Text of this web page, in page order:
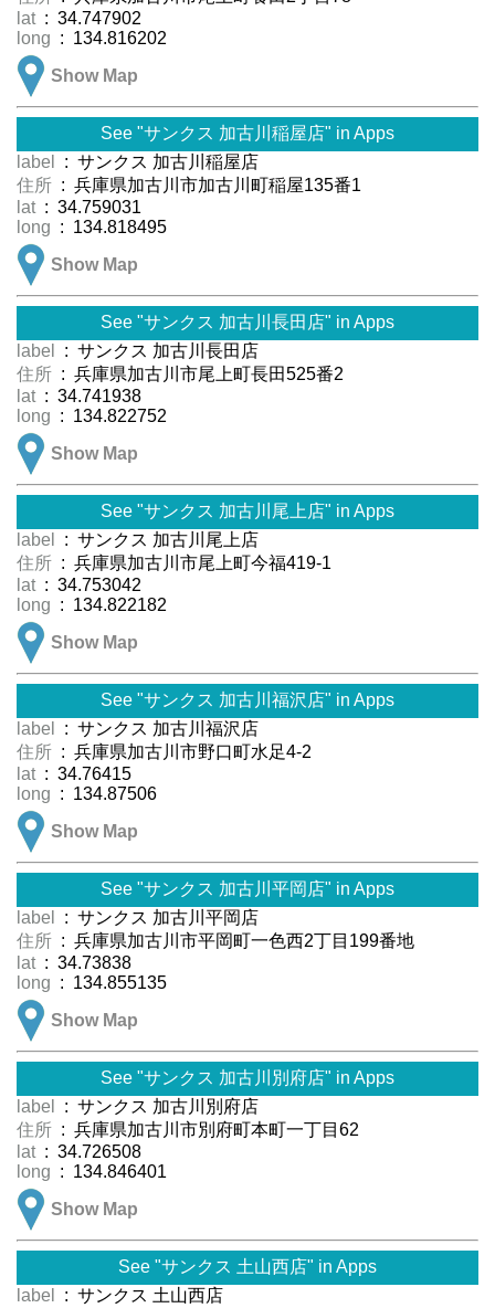
lat : 34.747902
long : 134.816202
Show Map
See "サンクス 加古川稲屋店" in Apps
label
: サンクス 加古川稲屋店
住所 : 兵庫県加古川市加古川町稲屋135番1
lat : 34.759031
long : 134.818495
Show Map
See "サンクス 加古川長田店" in Apps
label
: サンクス 加古川長田店
住所 : 兵庫県加古川市尾上町長田525番2
lat : 34.741938
long : 134.822752
Show Map
See "サンクス 加古川尾上店" in Apps
label
: サンクス 加古川尾上店
住所 : 兵庫県加古川市尾上町今福419-1
lat : 34.753042
long : 134.822182
Show Map
See "サンクス 加古川福沢店" in Apps
label
: サンクス 加古川福沢店
住所 : 兵庫県加古川市野口町水足4-2
lat : 34.76415
long : 134.87506
Show Map
See "サンクス 加古川平岡店" in Apps
label
: サンクス 加古川平岡店
住所 : 兵庫県加古川市平岡町一色西2丁目199番地
lat : 34.73838
long : 134.855135
Show Map
See "サンクス 加古川別府店" in Apps
label
: サンクス 加古川別府店
住所 : 兵庫県加古川市別府町本町一丁目62
lat : 34.726508
long : 134.846401
Show Map
See "サンクス 土山西店" in Apps
label
: サンクス 土山西店